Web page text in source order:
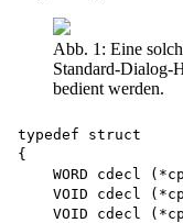
Abb. 1: Eine
Standard-Dialog-
bedient werden.
typedef struct
{
WORD cdecl
VOID cdecl
VOID cdecl